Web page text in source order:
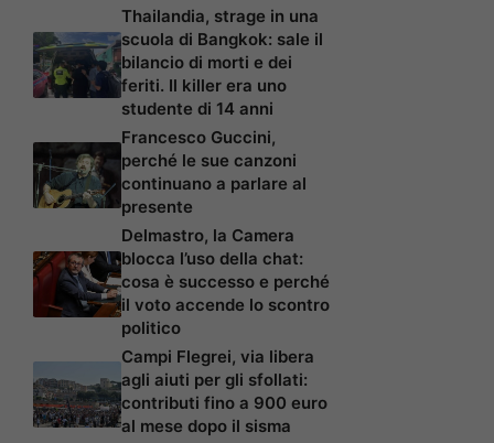
Thailandia, strage in una
scuola di Bangkok: sale il
bilancio di morti e dei
feriti. Il killer era uno
studente di 14 anni
Francesco Guccini,
perché le sue canzoni
continuano a parlare al
presente
Delmastro, la Camera
blocca l’uso della chat:
cosa è successo e perché
il voto accende lo scontro
politico
Campi Flegrei, via libera
agli aiuti per gli sfollati:
contributi fino a 900 euro
al mese dopo il sisma